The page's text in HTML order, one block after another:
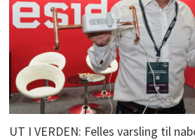
UT I VERDEN: Felles varsling til